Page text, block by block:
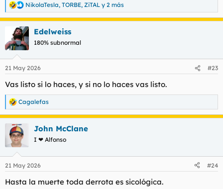
R
e
a
c
i
e
:
NikolaTesla, TORBE, ZiTAL y 2 más
Edelweiss
180% subnormal
21 May 2026 #23
Vas listo si lo haces, y si no lo haces vas listo.
R
e
a
c
c
e
:
Cagalefas
John McClane
I ❤ Alfonso
21 May 2026 #24
Hasta la muerte toda derrota es sicológica.